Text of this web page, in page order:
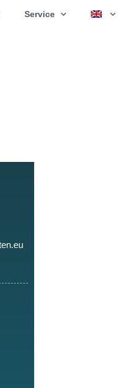
Service